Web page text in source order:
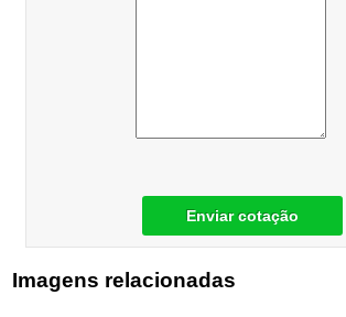
Enviar cotação
Imagens relacionadas